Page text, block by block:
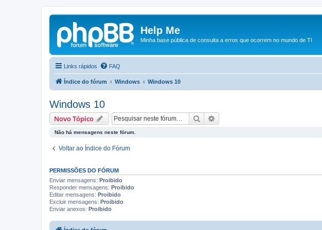
Help Me
Minha base pública de consulta a erros que ocorrem no mundo de TI
Links rápidos FAQ
Índice do fórum Windows Windows 10
Windows 10
Novo Tópico Pesquisar
Não há mensagens neste fórum.
Voltar ao Índice do Fórum
PERMISSÕES DO FÓRUM
Enviar mensagens: Proibido
Responder mensagens: Proibido
Editar mensagens: Proibido
Excluir mensagens: Proibido
Enviar anexos: Proibido